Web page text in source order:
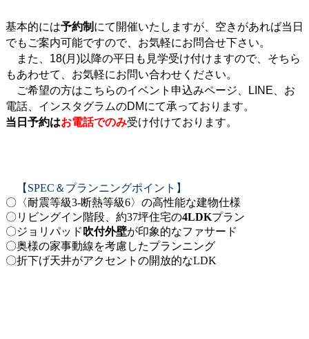
基本的には予約制 にて開催いたしますが、空きがあれば当日
でもご案内可能ですので、お気軽にお問合せ下さい。
また、18(月)以降の平日も見学受け付けますので、そちら
もあわせて、お気軽にお問い合わせください。
ご希望の方はこちらのイベント申込みページ、LINE、お
電話、インスタグラムのDMにて承っております。
当日予約はお電話でのみ受け付けております。
【SPEC＆プランニングポイント】
〇〈耐震等級3-断熱等級6〉の高性能な建物仕様
〇リビングイン階段、約37坪住宅の4LDKプラン
〇ジョリパッド 吹付外壁が印象的なファサード
〇奥様の家事動線を考慮したプランニング
〇折下げ天井がアクセントの開放的なLDK